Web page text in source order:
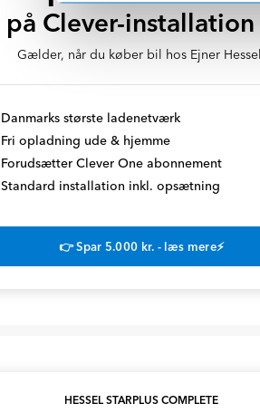
på Clever-installation
Gælder, når du køber bil hos Ejner
Danmarks største ladenetværk
Fri opladning ude & hjemme
Forudsætter Clever One abonnement
Standard installation inkl. opsætning
👉 Spar 5.000 kr. - læs mere⚡
HESSEL STARPLUS COMPLETE